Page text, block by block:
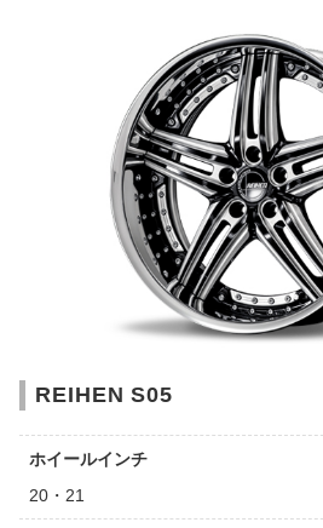
REIHEN S05
ホイールインチ
20・21